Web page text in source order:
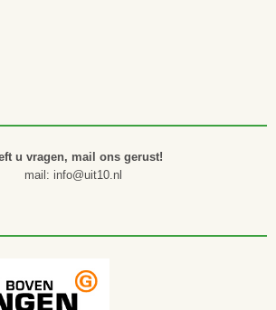
u vragen, mail ons gerust!
mail: info@uit10.nl